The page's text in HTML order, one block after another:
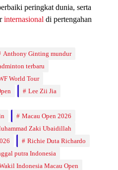
peringkat dunia, serta
internasional di pertengahan
Anthony Ginting mundur
terbaru
World Tour
Lee Zii Jia
Macau Open 2026
Zaki Ubaidillah
Richie Duta Richardo
putra Indonesia
Indonesia Macau Open